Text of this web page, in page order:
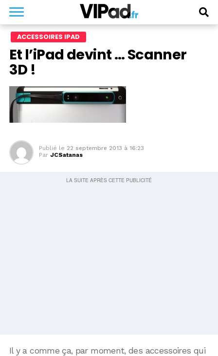
ACCESSOIRES IPAD
Et l’iPad devint … Scanner
3D !
Publié le 22 septembre 2013 à 16:23
Par JCSatanas
Il y a comme ça, par moment, des accessoires qui